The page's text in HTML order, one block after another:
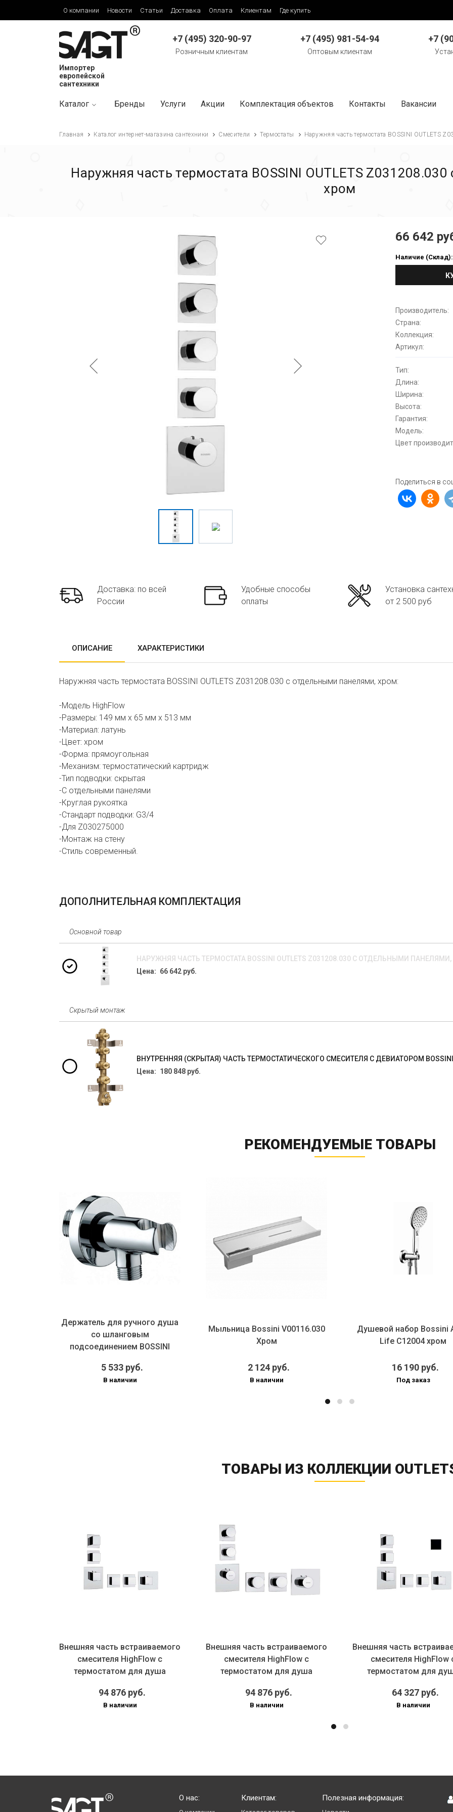
О компании Новости Статьи Доставка Оплата Клиентам Где купить
Импортер
европейской
сантехники
+7 (495) 320-90-97
Розничным клиентам
+7 (495) 981-54-94
Оптовым клиентам
+7
Каталог Бренды Услуги Акции Комплектация объектов Контакты Вакансии
Главная Каталог интернет-магазина сантехники Смесители Термостаты Наружняя часть термостата BOSSINI OUTLETS
Наружняя часть термостата BOSSINI OUTLETS
хром
66 642
Наличие (Склад):
Производитель:
Страна:
Коллекция:
Артикул:
Тип:
Длина:
Ширина:
Высота:
Гарантия:
Модель:
Цвет
Поделиться в
Доставка: по всей
России
Удобные способы
оплаты
Установка
от 2 500 руб
ОПИСАНИЕ ХАРАКТЕРИСТИКИ
Наружняя часть термостата BOSSINI OUTLETS Z031208.030 с отдельными панелями, хром:
-Модель HighFlow
-Размеры: 149 мм х 65 мм х 513 мм
-Материал: латунь
-Цвет: хром
-Форма: прямоугольная
-Механизм: термостатический картридж
-Тип подводки: скрытая
-С отдельными панелями
-Круглая рукоятка
-Стандарт подводки: G3/4
-Для Z030275000
-Монтаж на стену
-Стиль современный.
ДОПОЛНИТЕЛЬНАЯ КОМПЛЕКТАЦИЯ
Основной товар
НАРУЖНЯЯ ЧАСТЬ ТЕРМОСТАТА BOSSINI OUTLETS Z031208.030 С ОТДЕЛЬНЫМИ
Цена: 66 642 руб.
Скрытый монтаж
ВНУТРЕННЯЯ (СКРЫТАЯ) ЧАСТЬ ТЕРМОСТАТИЧЕСКОГО СМЕСИТЕЛЯ С ДЕВИАТОРОМ BOSSINI
Цена: 180 848 руб.
РЕКОМЕНДУЕМЫЕ ТОВАРЫ
Держатель для ручного душа
со шланговым
подсоединением BOSSINI
5 533 руб.
В наличии
Мыльница Bossini V00116.030
2 124 руб.
В наличии
Душевой набор Bossini Agua
Life C12004 хром
16 190 руб.
Под заказ
ТОВАРЫ ИЗ КОЛЛЕКЦИИ
Внешняя часть встраиваемого
смесителя HighFlow с
термостатом для душа
94 876 руб.
В наличии
Внешняя часть встраиваемого
смесителя HighFlow с
термостатом для душа
94 876 руб.
В наличии
Внешняя часть
смесителя HighFlow с
термостатом для душа
64 327 руб.
В наличии
О нас: Клиентам: Полезная информация: